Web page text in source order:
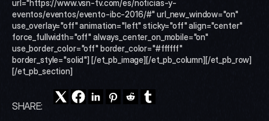
url="https://www.vsn-tv.com/es/noticias-y-
eventos/eventos/evento-ibc-2016/#" url_new_window="on"
use_overlay="off" animation="left" sticky="off" align="center"
force_fullwidth="off" always_center_on_mobile="on"
use_border_color="off" border_color="#ffffff"
border_style="solid"] [/et_pb_image][/et_pb_column][/et_pb_row]
[/et_pb_section]
SHARE: